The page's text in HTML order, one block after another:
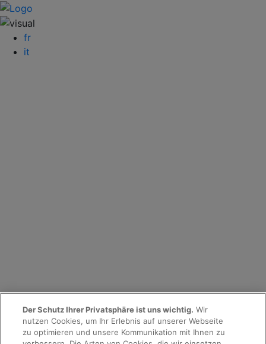
fr
it
Der Schutz Ihrer Privatsphäre ist uns wichtig. Wir
nutzen Cookies, um Ihr Erlebnis auf unserer Webseite
zu optimieren und unsere Kommunikation mit Ihnen zu